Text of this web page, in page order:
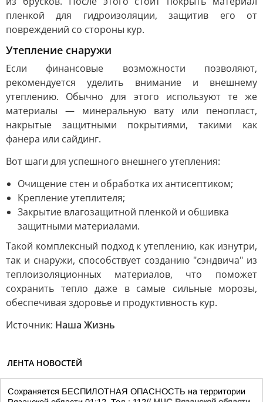
пленкой для гидроизоляции, защитив его от
повреждений со стороны кур.
Утепление снаружи
Если финансовые возможности позволяют,
рекомендуется уделить внимание и внешнему
утеплению. Обычно для этого используют те же
материалы — минеральную вату или пенопласт,
накрытые защитными покрытиями, такими как
фанера или сайдинг.
Вот шаги для успешного внешнего утепления:
Очищение стен и обработка их антисептиком;
Крепление утеплителя;
Закрытие влагозащитной пленкой и обшивка
защитными материалами.
Такой комплексный подход к утеплению, как изнутри,
так и снаружи, способствует созданию "сэндвича" из
теплоизоляционных материалов, что поможет
сохранить тепло даже в самые сильные морозы,
обеспечивая здоровье и продуктивность кур.
Источник: Наша Жизнь
ЛЕНТА НОВОСТЕЙ
Сохраняется БЕСПИЛОТНАЯ ОПАСНОСТЬ на территории